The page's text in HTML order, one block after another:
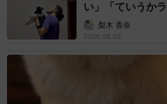
い」「ていうか
梨木 香奈
2026.08.06